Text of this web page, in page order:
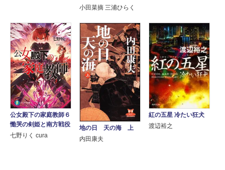
小田菜摘 三浦ひらく
公女殿下の家庭教師６
慟哭の剣姫と南方戦役
七野りく cura
地の日 天の海 上
内田康夫
紅の五星 冷たい狂犬
渡辺裕之